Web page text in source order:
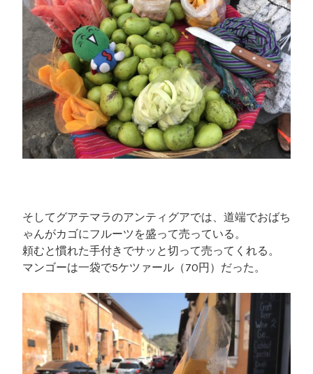
そしてグアテマラのアンティグアでは、道端でおばち
ゃんがカゴにフルーツを盛って売っている。
頼むと慣れた手付きでサッと切って売ってくれる。
マンゴーは一袋で5ケツァール（70円）だった。